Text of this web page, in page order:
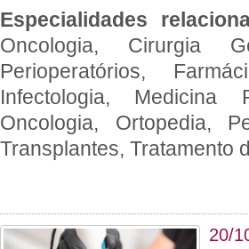
Especialidades
Oncologia, Cirurgia
Perioperatórios,
Infectologia, Medicina
Oncologia, Ortopedia,
Transplantes, Tratamento
20/